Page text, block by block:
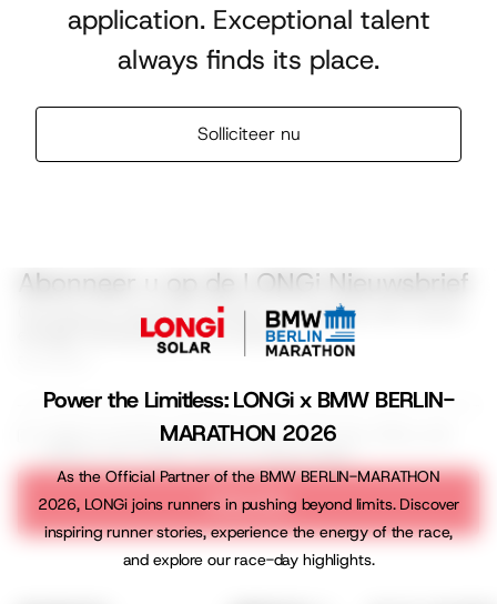
Power the Limitless: LONGi x BMW BERLIN-
MARATHON 2026
As the Official Partner of the BMW BERLIN-MARATHON
2026, LONGi joins runners in pushing beyond limits. Discover
inspiring runner stories, experience the energy of the race,
and explore our race-day highlights.
application. Exceptional talent
always finds its place.
Solliciteer nu
Abonneer u op de LONGi Nieuwsbrief
Ontvang de nieuwste inzichten en updates over zonne-
energie rechtstreeks in uw inbox
I agree to receive marketing emails with news, offers, and
Subscribe